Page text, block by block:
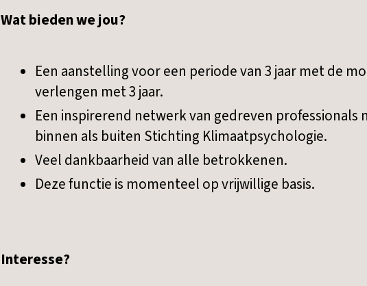
Wat bieden we jou?
Een aanstelling voor een periode van 3 jaar met de
verlengen met 3 jaar.
Een inspirerend netwerk van gedreven professionals
binnen als buiten Stichting Klimaatpsychologie.
Veel dankbaarheid van alle betrokkenen.
Deze functie is momenteel op vrijwillige basis.
Interesse?